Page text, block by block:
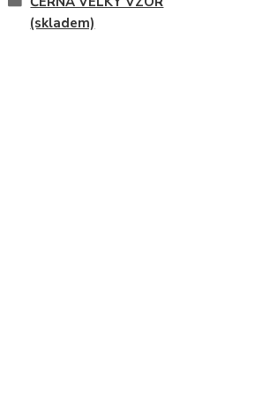
(skladem)